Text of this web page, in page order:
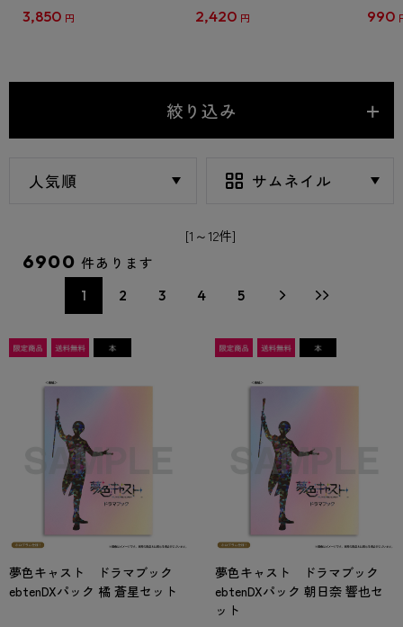
3,850 円
2,420 円
990
絞り込み
[1～12件]
6900 件あります
1 2 3 4 5
夢色キャスト ドラマブック
ebtenDXパック 橘 蒼星セット
夢色キャスト ドラマブック
ebtenDXパック 朝日奈 響也セ
ット